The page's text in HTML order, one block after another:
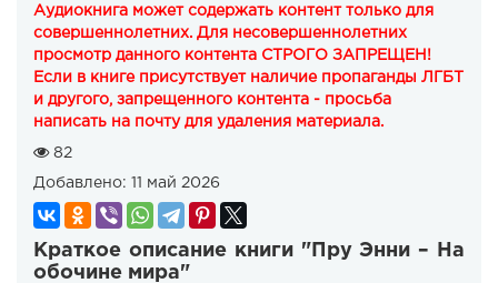
Аудиокнига может содержать контент только для
совершеннолетних. Для несовершеннолетних
просмотр данного контента СТРОГО ЗАПРЕЩЕН!
Если в книге присутствует наличие пропаганды ЛГБТ
и другого, запрещенного контента - просьба
написать на почту для удаления материала.
82
Добавлено: 11 май 2026
Краткое описание книги "Пру Энни – На
обочине мира"